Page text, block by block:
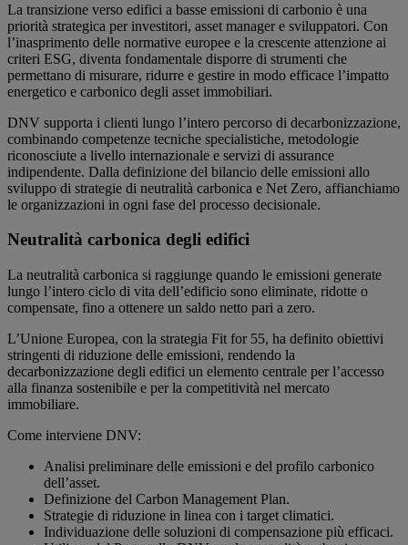
La transizione verso edifici a basse emissioni di carbonio è una
priorità strategica per investitori, asset manager e sviluppatori. Con
l’inasprimento delle normative europee e la crescente attenzione ai
criteri ESG, diventa fondamentale disporre di strumenti che
permettano di misurare, ridurre e gestire in modo efficace l’impatto
energetico e carbonico degli asset immobiliari.
DNV supporta i clienti lungo l’intero percorso di decarbonizzazione,
combinando competenze tecniche specialistiche, metodologie
riconosciute a livello internazionale e servizi di assurance
indipendente. Dalla definizione del bilancio delle emissioni allo
sviluppo di strategie di neutralità carbonica e Net Zero, affianchiamo
le organizzazioni in ogni fase del processo decisionale.
Neutralità carbonica degli edifici
La neutralità carbonica si raggiunge quando le emissioni generate
lungo l’intero ciclo di vita dell’edificio sono eliminate, ridotte o
compensate, fino a ottenere un saldo netto pari a zero.
L’Unione Europea, con la strategia Fit for 55, ha definito obiettivi
stringenti di riduzione delle emissioni, rendendo la
decarbonizzazione degli edifici un elemento centrale per l’accesso
alla finanza sostenibile e per la competitività nel mercato
immobiliare.
Come interviene DNV:
Analisi preliminare delle emissioni e del profilo carbonico
dell’asset.
Definizione del Carbon Management Plan.
Strategie di riduzione in linea con i target climatici.
Individuazione delle soluzioni di compensazione più efficaci.